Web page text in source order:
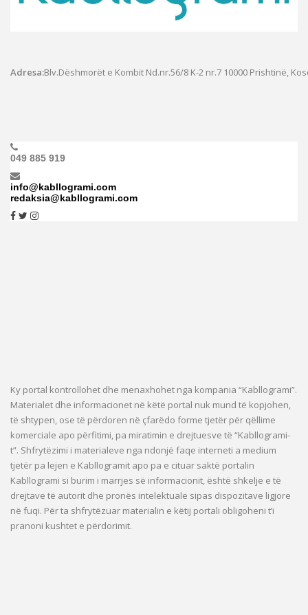
Adresa:Blv.Dëshmorët e Kombit Nd.nr.56/8 K-2 nr.7 10000 Prishtinë,
049 885 919
info@kabllogrami.com
redaksia@kabllogrami.com
Ky portal kontrollohet dhe menaxhohet nga kompania “Kabllogrami”.
Materialet dhe informacionet në këtë portal nuk mund të kopjohen,
të shtypen, ose të përdoren në çfarëdo forme tjetër për qëllime
komerciale apo përfitimi, pa miratimin e drejtuesve të “Kabllogrami-
t”. Shfrytëzimi i materialeve nga ndonjë faqe interneti a medium
tjetër pa lejen e Kabllogramit apo pa e cituar saktë portalin
Kabllogrami si burim i marrjes së informacionit, është shkelje e të
drejtave të autorit dhe pronës intelektuale sipas dispozitave ligjore
në fuqi. Për ta shfrytëzuar materialin e këtij portali obligoheni t’i
pranoni kushtet e përdorimit.